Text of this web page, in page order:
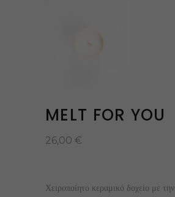
MELT FOR YOU
26,00 €
Χειροποίητο κεραμικό δοχείο με την